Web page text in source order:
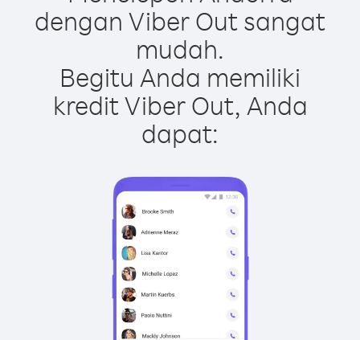
dengan Viber Out sangat
mudah.
Begitu Anda memiliki
kredit Viber Out, Anda
dapat: